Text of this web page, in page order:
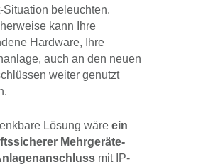
Situation beleuchten.
kann Ihre
Hardware, Ihre
auch an den neuen
weiter genutzt
Lösung wäre ein
Mehrgeräte-
mit IP-